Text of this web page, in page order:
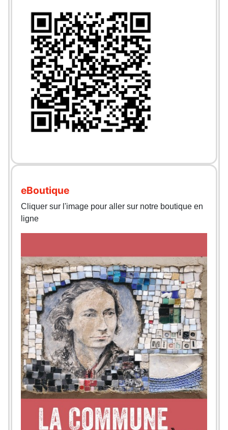
eBoutique
Cliquer sur l'image pour aller sur notre boutique en
ligne